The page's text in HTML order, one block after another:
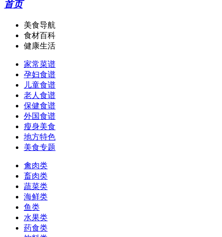
首页
美食导航
食材百科
健康生活
家常菜谱
孕妇食谱
儿童食谱
老人食谱
保健食谱
外国食谱
瘦身美食
地方特色
美食专题
禽肉类
畜肉类
蔬菜类
海鲜类
鱼类
水果类
药食类